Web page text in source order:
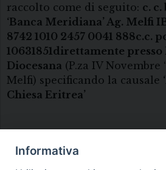
raccolto come di seguito: c.
‘Banca Meridiana’ Ag. Melfi
8742 1010 2457 0041 888c.c.
10631851direttamente presso
Diocesana (P.za IV Novembre ‘
Melfi) specificando la causale
Chiesa Eritrea’
Informativa